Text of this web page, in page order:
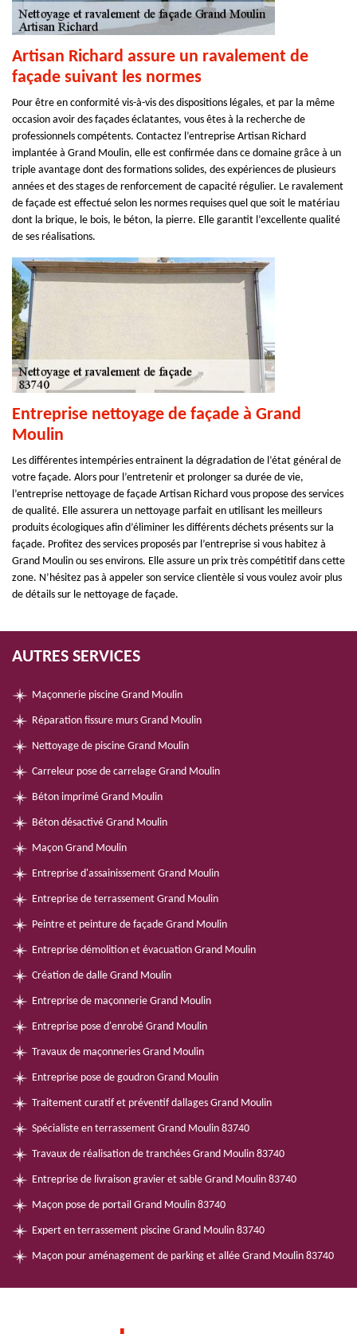
Artisan Richard assure un ravalement de
façade suivant les normes
Pour être en conformité vis-à-vis des dispositions légales, et par la même
occasion avoir des façades éclatantes, vous êtes à la recherche de
professionnels compétents. Contactez l’entreprise Artisan Richard
implantée à Grand Moulin, elle est confirmée dans ce domaine grâce à un
triple avantage dont des formations solides, des expériences de plusieurs
années et des stages de renforcement de capacité régulier. Le ravalement
de façade est effectué selon les normes requises quel que soit le matériau
dont la brique, le bois, le béton, la pierre. Elle garantit l’excellente qualité
de ses réalisations.
Entreprise nettoyage de façade à Grand
Moulin
Les différentes intempéries entrainent la dégradation de l’état général de
votre façade. Alors pour l’entretenir et prolonger sa durée de vie,
l’entreprise nettoyage de façade Artisan Richard vous propose des services
de qualité. Elle assurera un nettoyage parfait en utilisant les meilleurs
produits écologiques afin d’éliminer les différents déchets présents sur la
façade. Profitez des services proposés par l’entreprise si vous habitez à
Grand Moulin ou ses environs. Elle assure un prix très compétitif dans cette
zone. N’hésitez pas à appeler son service clientèle si vous voulez avoir plus
de détails sur le nettoyage de façade.
AUTRES SERVICES
Maçonnerie piscine Grand Moulin
Réparation fissure murs Grand Moulin
Nettoyage de piscine Grand Moulin
Carreleur pose de carrelage Grand Moulin
Béton imprimé Grand Moulin
Béton désactivé Grand Moulin
Maçon Grand Moulin
Entreprise d'assainissement Grand Moulin
Entreprise de terrassement Grand Moulin
Peintre et peinture de façade Grand Moulin
Entreprise démolition et évacuation Grand Moulin
Création de dalle Grand Moulin
Entreprise de maçonnerie Grand Moulin
Entreprise pose d'enrobé Grand Moulin
Travaux de maçonneries Grand Moulin
Entreprise pose de goudron Grand Moulin
Traitement curatif et préventif dallages Grand Moulin
Spécialiste en terrassement Grand Moulin 83740
Travaux de réalisation de tranchées Grand Moulin 83740
Entreprise de livraison gravier et sable Grand Moulin 83740
Maçon pose de portail Grand Moulin 83740
Expert en terrassement piscine Grand Moulin 83740
Maçon pour aménagement de parking et allée Grand Moulin 83740